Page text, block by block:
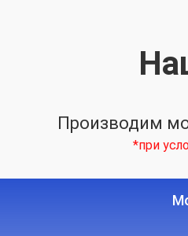
Производим
*при